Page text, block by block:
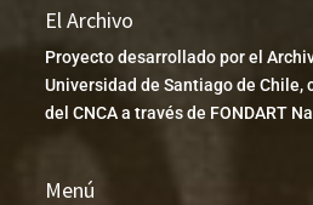
El Archivo
Proyecto desarrollado por el
Universidad de Santiago de
del CNCA a través de FONDART
Menú